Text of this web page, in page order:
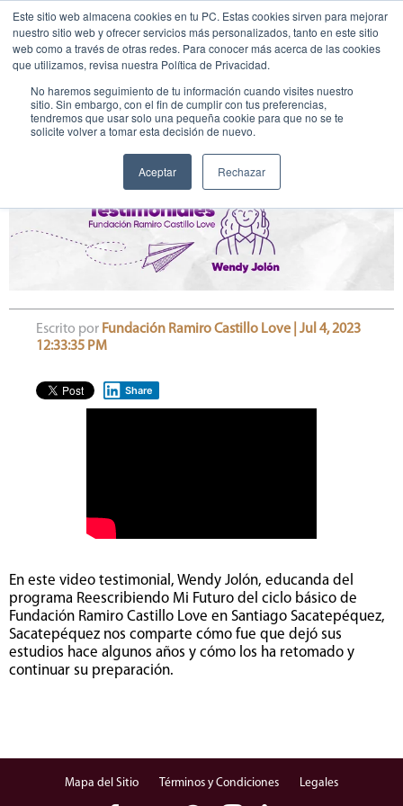
Este sitio web almacena cookies en tu PC. Estas cookies sirven para mejorar
nuestro sitio web y ofrecer servicios más personalizados, tanto en este sitio
web como a través de otras redes. Para conocer más acerca de las cookies
que utilizamos, revisa nuestra Política de Privacidad.
No haremos seguimiento de tu información cuando visites nuestro
sitio. Sin embargo, con el fin de cumplir con tus preferencias,
tendremos que usar solo una pequeña cookie para que no se te
solicite volver a tomar esta decisión de nuevo.
Aceptar Rechazar
Escrito por Fundación Ramiro Castillo Love | Jul 4, 2023
12:33:35 PM
Share
En este video testimonial, Wendy Jolón, educanda del
programa Reescribiendo Mi Futuro del ciclo básico de
Fundación Ramiro Castillo Love en Santiago Sacatepéquez,
Sacatepéquez nos comparte cómo fue que dejó sus
estudios hace algunos años y cómo los ha retomado y
continuar su preparación.
Mapa del Sitio Términos y Condiciones Legales